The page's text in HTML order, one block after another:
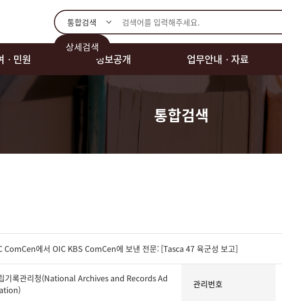
통합검색
상세검색
ㆍ민원 정보공개 업무안내ㆍ자료
통합검색
ComCen에서 OIC KBS ComCen에 보낸 전문: [Tasca 47 육군성 보고]
기록관리청(National Archives and Records Ad
관리번호